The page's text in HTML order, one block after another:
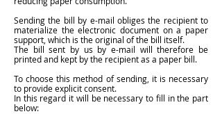
Sending the bill by e-mail obliges the recipient to
materialize the electronic document on a paper
support, which is the original of the bill itself.
The bill sent by us by e-mail will therefore be
printed and kept by the recipient as a paper bill.
To choose this method of sending, it is necessary
to provide explicit consent.
In this regard it will be necessary to fill in the part
below: